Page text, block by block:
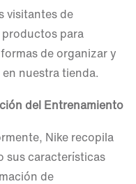
visitantes de
para
de organizar y
nuestra tienda.
del Entrenamiento
Nike recopila
sus características
de